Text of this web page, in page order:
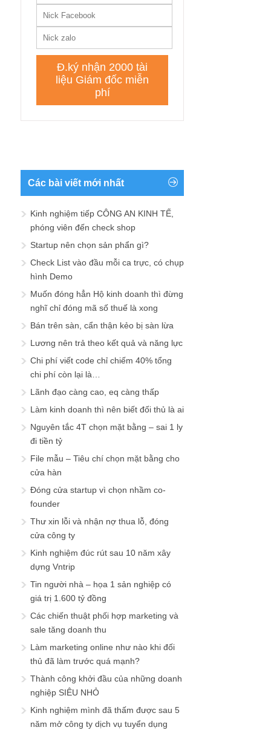
Các bài viết mới nhất
Kinh nghiệm tiếp CÔNG AN KINH TẾ,
phóng viên đến check shop
Startup nên chọn sản phẩn gì?
Check List vào đầu mỗi ca trực, có chụp
hình Demo
Muốn đóng hẳn Hộ kinh doanh thì đừng
nghĩ chỉ đóng mã số thuế là xong
Bán trên sàn, cẩn thận kẻo bị sàn lừa
Lương nên trả theo kết quả và năng lực
Chi phí viết code chỉ chiếm 40% tổng
chi phí còn lại là…
Lãnh đạo càng cao, eq càng thấp
Làm kinh doanh thì nên biết đối thủ là ai
Nguyên tắc 4T chọn mặt bằng – sai 1 ly
đi tiền tỷ
File mẫu – Tiêu chí chọn mặt bằng cho
cửa hàn
Đóng cửa startup vì chọn nhầm co-
founder
Thư xin lỗi và nhận nợ thua lỗ, đóng
cửa công ty
Kinh nghiệm đúc rút sau 10 năm xây
dựng Vntrip
Tin người nhà – họa 1 sản nghiệp có
giá trị 1.600 tỷ đồng
Các chiến thuật phối hợp marketing và
sale tăng doanh thu
Làm marketing online như nào khi đối
thủ đã làm trước quá mạnh?
Thành công khởi đầu của những doanh
nghiệp SIÊU NHỎ
Kinh nghiệm mình đã thấm được sau 5
năm mở công ty dịch vụ tuyển dụng